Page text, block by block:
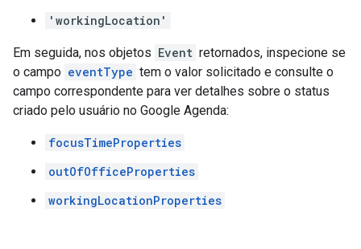
'workingLocation'
Em seguida, nos objetos Event retornados, inspecione se
o campo eventType tem o valor solicitado e consulte o
campo correspondente para ver detalhes sobre o status
criado pelo usuário no Google Agenda:
focusTimeProperties
outOfOfficeProperties
workingLocationProperties